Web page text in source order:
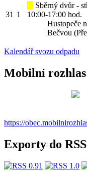
31 1
Sběrný dvůr -
10:00-17:00 hod.
Hustopeče
Bečvou
Kalendář svozu odpadu
Mobilní rozhlas
https://
Exporty do RSS